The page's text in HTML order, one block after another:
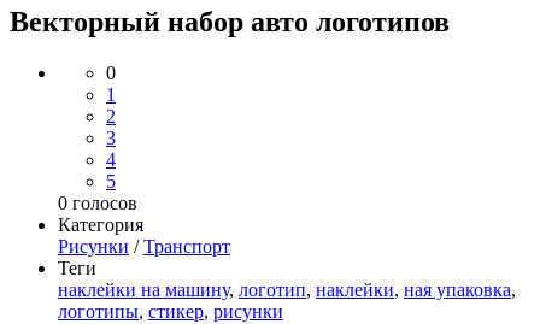
Векторный набор авто логотипов
0
1
2
3
4
5
0 голосов
Категория
Рисунки /Транспорт
Теги
наклейки на машину, логотип, наклейки, ная упаковка,
логотипы, стикер, рисунки